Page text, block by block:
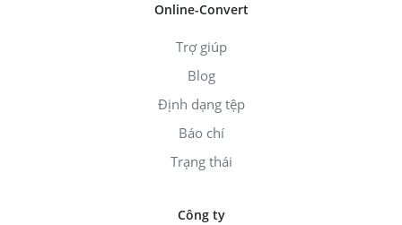
Online-Convert
Trợ giúp
Blog
Định dạng tệp
Báo chí
Trạng thái
Công ty